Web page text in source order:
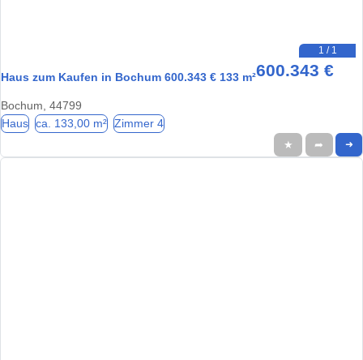
1 / 1
Haus zum Kaufen in Bochum 600.343 € 133 m²600.343 €
Bochum, 44799
Haus ca. 133,00 m² Zimmer 4
★ ➦ ➜